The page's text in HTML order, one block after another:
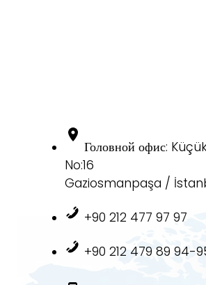
Головной офис:
No:16
Gaziosmanpaşa /
+90 212 477 97 97
+90 212 479 89 94-